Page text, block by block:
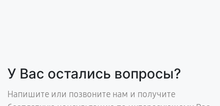
У Вас остались вопросы?
Напишите или позвоните нам и получите